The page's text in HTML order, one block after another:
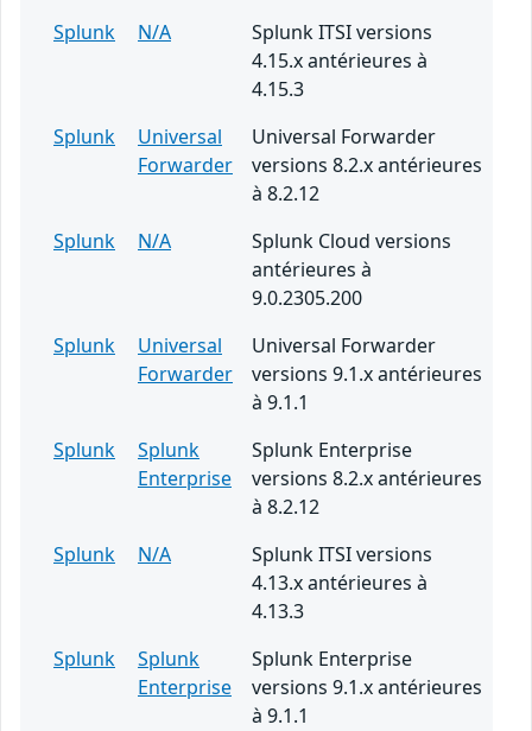
Splunk
N/A
Splunk ITSI versions
4.15.x antérieures à
4.15.3
Splunk
Universal
Forwarder
Universal Forwarder
versions 8.2.x antérieures
à 8.2.12
Splunk
N/A
Splunk Cloud versions
antérieures à
9.0.2305.200
Splunk
Universal
Forwarder
Universal Forwarder
versions 9.1.x antérieures
à 9.1.1
Splunk
Splunk
Enterprise
Splunk Enterprise
versions 8.2.x antérieures
à 8.2.12
Splunk
N/A
Splunk ITSI versions
4.13.x antérieures à
4.13.3
Splunk
Splunk
Enterprise
Splunk Enterprise
versions 9.1.x antérieures
à 9.1.1